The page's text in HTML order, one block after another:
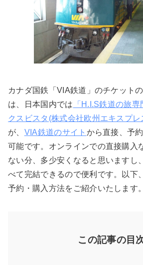
カナダ国鉄「VIA鉄道」のチケット
は、日本国内では 「H.I.S鉄道の旅専
クスビスタ(株式会社欧州エキスプレ
が、 VIA鉄道のサイト から直接、予
可能です。オンラインでの直接購入
ない分、多少安くなると思いますし
べて完結できるので便利です。以下
予約・購入方法をご紹介いたします。
この記事の目